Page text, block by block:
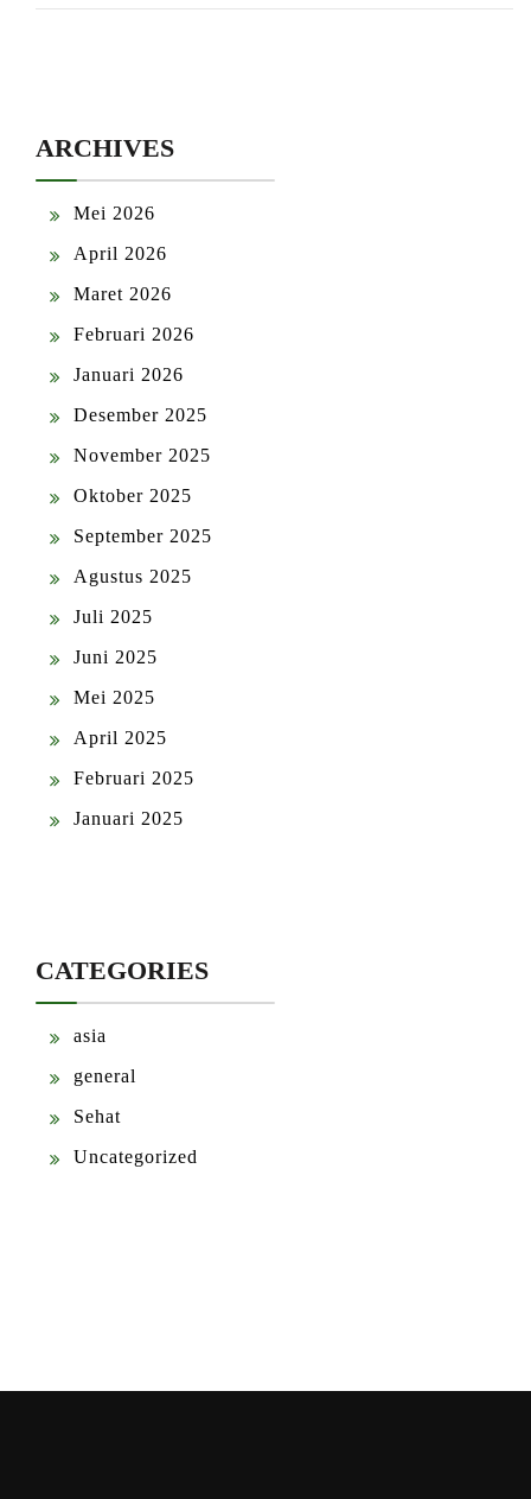
ARCHIVES
Mei 2026
April 2026
Maret 2026
Februari 2026
Januari 2026
Desember 2025
November 2025
Oktober 2025
September 2025
Agustus 2025
Juli 2025
Juni 2025
Mei 2025
April 2025
Februari 2025
Januari 2025
CATEGORIES
asia
general
Sehat
Uncategorized